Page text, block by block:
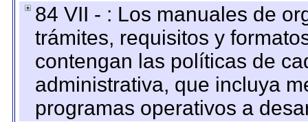
84 VII - : Los manuales de
trámites, requisitos y
contengan las políticas de
administrativa, que incluya
programas operativos a